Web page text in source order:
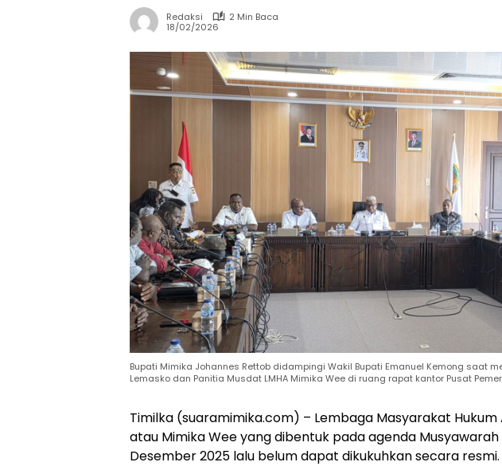
Redaksi
2 Min Baca
18/02/2026
Bupati Mimika Johannes Rettob didampingi Wakil Bupati Emanuel Kemong saat
Lemasko dan Panitia Musdat LMHA Mimika Wee di ruang rapat kantor Pusat
Timilka (suaramimika.com) – Lembaga Masyarakat
atau Mimika Wee yang dibentuk pada agenda
Desember 2025 lalu belum dapat dikukuhkan secara resmi.